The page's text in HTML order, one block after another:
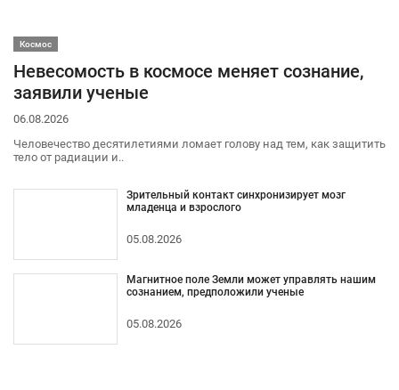
Космос
Невесомость в космосе меняет сознание,
заявили ученые
06.08.2026
Человечество десятилетиями ломает голову над тем, как защитить
тело от радиации и..
Зрительный контакт синхронизирует мозг
младенца и взрослого
05.08.2026
Магнитное поле Земли может управлять нашим
сознанием, предположили ученые
05.08.2026